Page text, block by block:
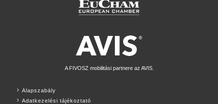
A FIVOSZ mobilitási partnere az AVIS.
Alapszabály
Adatkezelési tájékoztató